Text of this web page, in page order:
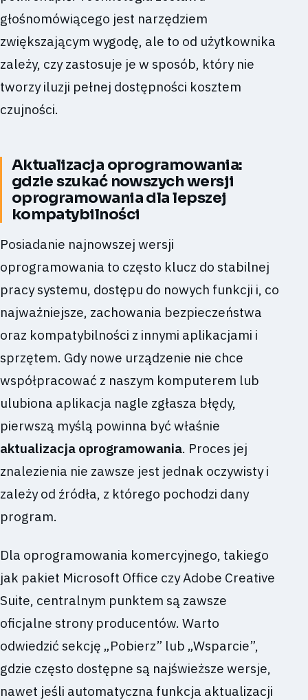
głośnomówiącego jest narzędziem
zwiększającym wygodę, ale to od użytkownika
zależy, czy zastosuje je w sposób, który nie
tworzy iluzji pełnej dostępności kosztem
czujności.
Aktualizacja oprogramowania:
gdzie szukać nowszych wersji
oprogramowania dla lepszej
kompatybilności
Posiadanie najnowszej wersji
oprogramowania to często klucz do stabilnej
pracy systemu, dostępu do nowych funkcji i, co
najważniejsze, zachowania bezpieczeństwa
oraz kompatybilności z innymi aplikacjami i
sprzętem. Gdy nowe urządzenie nie chce
współpracować z naszym komputerem lub
ulubiona aplikacja nagle zgłasza błędy,
pierwszą myślą powinna być właśnie
aktualizacja oprogramowania. Proces jej
znalezienia nie zawsze jest jednak oczywisty i
zależy od źródła, z którego pochodzi dany
program.
Dla oprogramowania komercyjnego, takiego
jak pakiet Microsoft Office czy Adobe Creative
Suite, centralnym punktem są zawsze
oficjalne strony producentów. Warto
odwiedzić sekcję „Pobierz” lub „Wsparcie”,
gdzie często dostępne są najświeższe wersje,
nawet jeśli automatyczna funkcja aktualizacji